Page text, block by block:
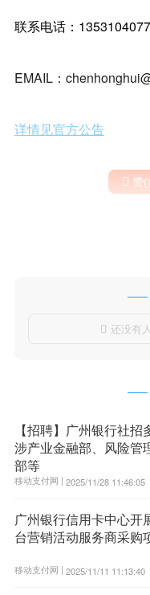
联系电话：
EMAIL：
详情见官方公告
 赞(
 还没有
【招聘】广州银行社招
涉产业金融部、风险管
部等
移动支付网 | 2025/11/28 11:46:05
广州银行信用卡中心开
台营销活动服务商采购
移动支付网 | 2025/11/11 11:13:40